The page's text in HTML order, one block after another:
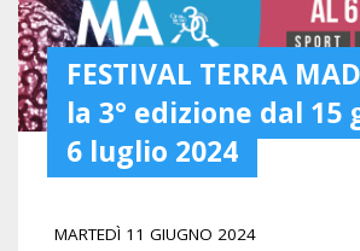
FESTIVAL TERRA
la 3° edizione dal 15
6 luglio 2024
MARTEDÌ 11 GIUGNO 2024